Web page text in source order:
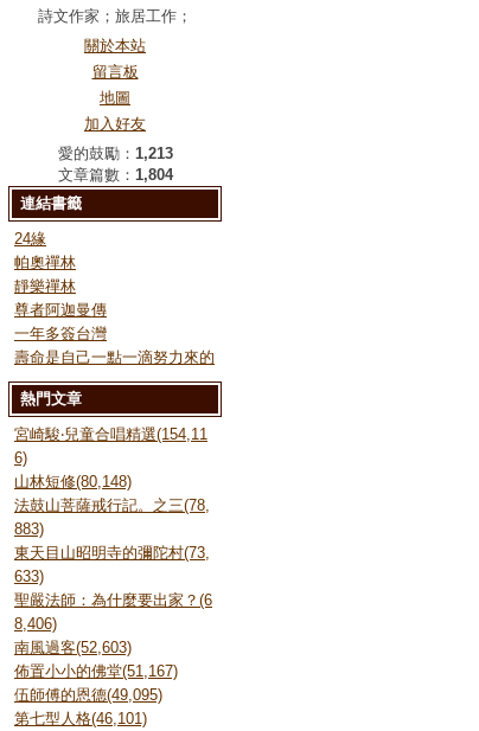
詩文作家；旅居工作；
關於本站
留言板
地圖
加入好友
愛的鼓勵： 1,213
文章篇數： 1,804
連結書籤
24緣
帕奧禪林
靜樂禪林
尊者阿迦曼傳
一年多簽台灣
壽命是自己一點一滴努力來的
熱門文章
宮崎駿‧兒童合唱精選(154,11
6)
山林短修(80,148)
法鼓山菩薩戒行記。之三(78,
883)
東天目山昭明寺的彌陀村(73,
633)
聖嚴法師：為什麼要出家？(6
8,406)
南風過客(52,603)
佈置小小的佛堂(51,167)
伍師傅的恩德(49,095)
第七型人格(46,101)